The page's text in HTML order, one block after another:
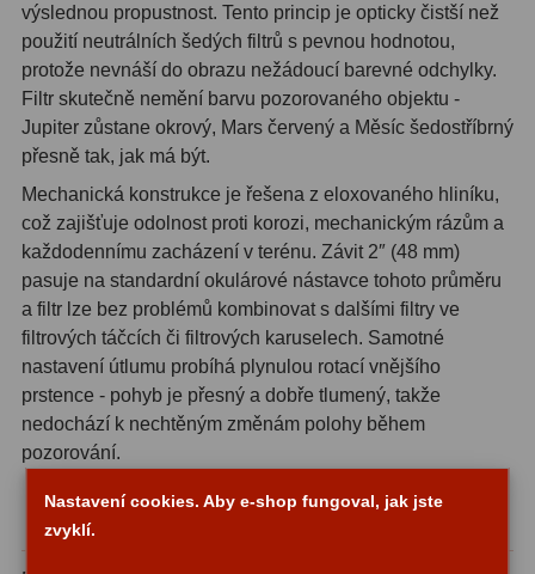
Adaptéry projekční11
Adaptéry T239
Adaptéry M48 33
Filtry Pass6
Filtry Block10
Filtry Clip5
Filtry CCD Hα, OIII 7
Filtrová kola a rámy16
Zaostření
výslednou propustnost. Tento princip je opticky čistší než
použití neutrálních šedých filtrů s pevnou hodnotou,
protože nevnáší do obrazu nežádoucí barevné odchylky.
Filtr skutečně nemění barvu pozorovaného objektu -
Jupiter zůstane okrový, Mars červený a Měsíc šedostříbrný
přesně tak, jak má být.
Mechanická konstrukce je řešena z eloxovaného hliníku,
což zajišťuje odolnost proti korozi, mechanickým rázům a
každodennímu zacházení v terénu. Závit 2″ (48 mm)
pasuje na standardní okulárové nástavce tohoto průměru
a filtr lze bez problémů kombinovat s dalšími filtry ve
filtrových táčcích či filtrových karuselech. Samotné
nastavení útlumu probíhá plynulou rotací vnějšího
prstence - pohyb je přesný a dobře tlumený, takže
nedochází k nechtěným změnám polohy během
pozorování.
Praktické výhody při noční i denní práci s
dalekohledem
Nastavení cookies. Aby e-shop fungoval, jak jste
zvyklí.